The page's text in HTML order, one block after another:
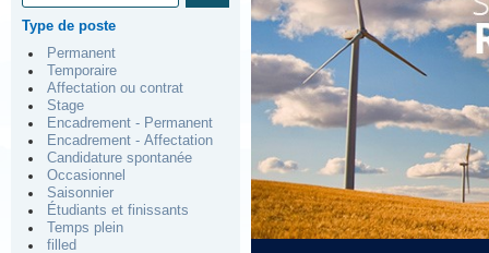
Type de poste
Permanent
Temporaire
Affectation ou contrat
Stage
Encadrement - Permanent
Encadrement - Affectation
Candidature spontanée
Occasionnel
Saisonnier
Étudiants et finissants
Temps plein
filled